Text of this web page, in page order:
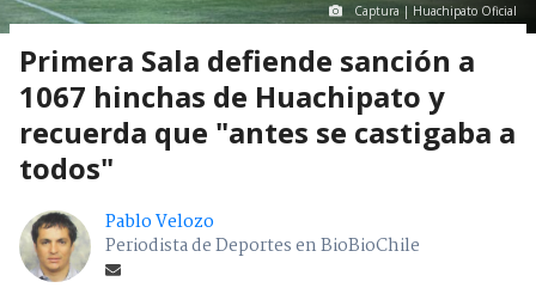
Captura | Huachipato Oficial
Primera Sala defiende sanción a
1067 hinchas de Huachipato y
recuerda que "antes se castigaba a
todos"
Pablo Velozo
Periodista de Deportes en BioBioChile